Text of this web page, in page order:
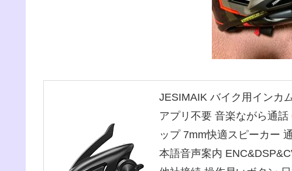
JESIMAIK バイク用インカ
アプリ不要 音楽ながら通
ップ 7mm快適スピーカー
本語音声案内